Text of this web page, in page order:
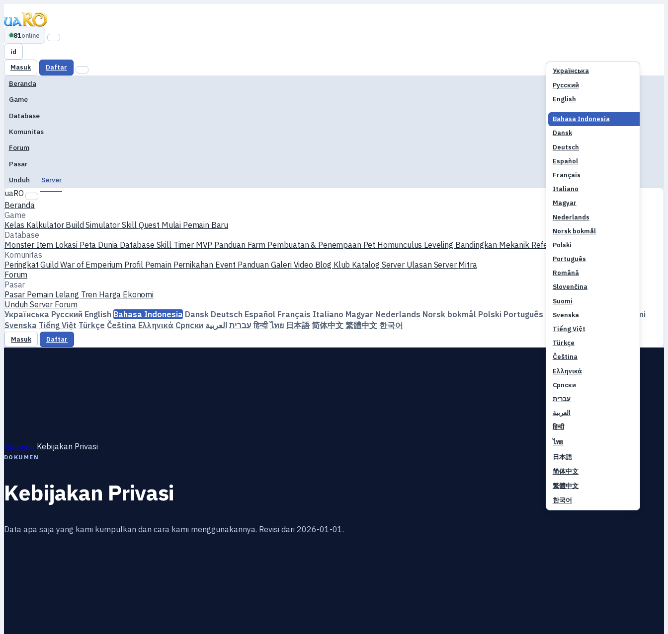
81online
id
Українська
Русский
English
Bahasa Indonesia
Dansk
Deutsch
Español
Français
Italiano
Magyar
Nederlands
Norsk bokmål
Polski
Português
Română
Slovenčina
Suomi
Svenska
Tiếng Việt
Türkçe
Čeština
Ελληνικά
Српски
עברית
العربية
हिन्दी
ไทย
日本語
简体中文
繁體中文
한국어
Masuk Daftar
Beranda
Game
Database
Komunitas
Forum
Pasar
Unduh
Server
uaRO
Beranda
Game
Kelas Kalkulator BuildSimulator Skill Quest Mulai Pemain Baru
Database
Monster Item Lokasi Peta Dunia Database Skill Timer MVP Panduan Farm Pembuatan & Penempaan Pet Homunculus Leveling Bandingkan Mekanik Referensi
Komunitas
PeringkatGuildWar of Emperium Profil Pemain Pernikahan Event Panduan Galeri Video Blog Klub Katalog Server Ulasan Server Mitra
Forum
Pasar
Pasar Pemain Lelang Tren Harga Ekonomi
UnduhServer Forum
Українська Русский English Bahasa Indonesia Dansk Deutsch Español Français Italiano Magyar Nederlands Norsk bokmål Polski Português Română Slovenčina
Suomi
Svenska Tiếng Việt Türkçe Čeština Ελληνικά Српски עברית العربية हिन्दी ไทย 日本語 简体中文 繁體中文 한국어
Masuk Daftar
Beranda Kebijakan Privasi
DOKUMEN
Kebijakan Privasi
Data apa saja yang kami kumpulkan dan cara kami menggunakannya. Revisi dari 2026-01-01.